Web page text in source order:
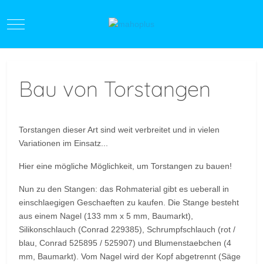
Mobile Menu Toggle
Bau von Torstangen
Torstangen dieser Art sind weit verbreitet und in vielen
Variationen im Einsatz...
Hier eine mögliche Möglichkeit, um Torstangen zu bauen!
Nun zu den Stangen: das Rohmaterial gibt es ueberall in
einschlaegigen Geschaeften zu kaufen. Die Stange besteht
aus einem Nagel (133 mm x 5 mm, Baumarkt),
Silikonschlauch (Conrad 229385), Schrumpfschlauch (rot /
blau, Conrad 525895 / 525907) und Blumenstaebchen (4
mm, Baumarkt). Vom Nagel wird der Kopf abgetrennt (Säge